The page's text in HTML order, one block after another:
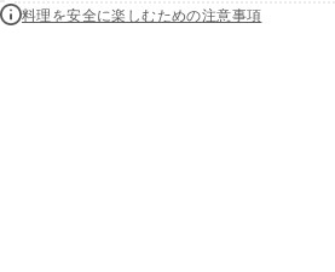
料理を安全に楽しむための注意事項